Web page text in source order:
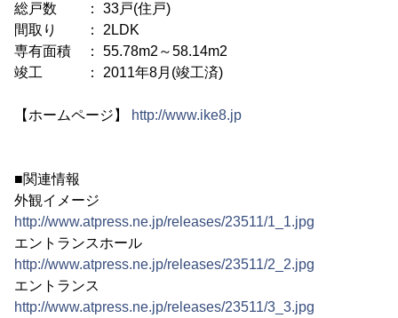
総戸数 ： 33戸(住戸)
間取り ： 2LDK
専有面積 ： 55.78m2～58.14m2
竣工 ： 2011年8月(竣工済)
【ホームページ】 http://www.ike8.jp
■関連情報
外観イメージ
http://www.atpress.ne.jp/releases/23511/1_1.jpg
エントランスホール
http://www.atpress.ne.jp/releases/23511/2_2.jpg
エントランス
http://www.atpress.ne.jp/releases/23511/3_3.jpg